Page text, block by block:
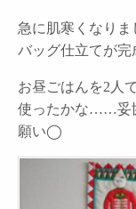
急に肌寒くなりま
バッグ仕立てが完
お昼ごはんを2人
使ったかな……妥
願い◯